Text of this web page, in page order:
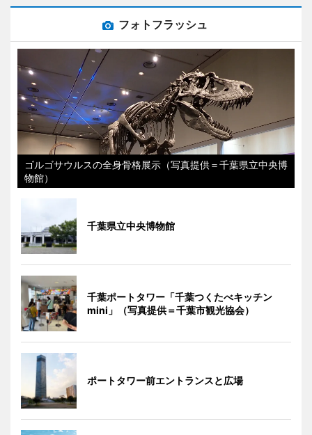
フォトフラッシュ
ゴルゴサウルスの全身骨格展示（写真提供＝千葉県立中央博
物館）
千葉県立中央博物館
千葉ポートタワー「千葉つくたべキッチン
mini」（写真提供＝千葉市観光協会）
ポートタワー前エントランスと広場